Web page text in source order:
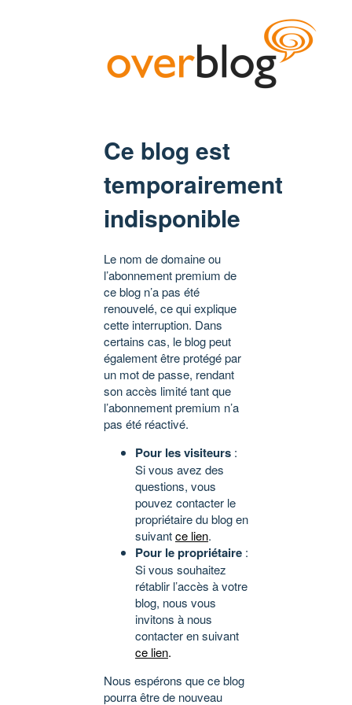
Ce blog est
temporairement
indisponible
Le nom de domaine ou
l’abonnement premium de
ce blog n’a pas été
renouvelé, ce qui explique
cette interruption. Dans
certains cas, le blog peut
également être protégé par
un mot de passe, rendant
son accès limité tant que
l’abonnement premium n’a
pas été réactivé.
Pour les visiteurs :
Si vous avez des
questions, vous
pouvez contacter le
propriétaire du blog en
suivantce lien.
Pour le propriétaire :
Si vous souhaitez
rétablir l’accès à votre
blog, nous vous
invitons à nous
contacter en suivant
ce lien.
Nous espérons que ce blog
pourra être de nouveau